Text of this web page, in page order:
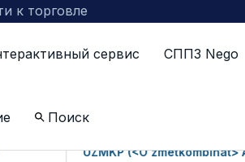
к торговле
сервис СППЗ Nego
Поиск
UZMKP (<O'zmetkombinat> AJ)